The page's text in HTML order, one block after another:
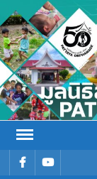
Skip
to
content
รายการรายการ